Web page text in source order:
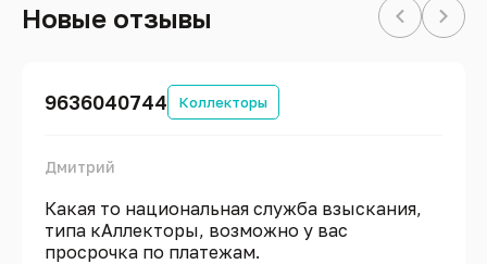
Новые отзывы
9636040744 Коллекторы
Дмитрий
Какая то национальная служба взыскания,
типа кАллекторы, возможно у вас
просрочка по платежам.